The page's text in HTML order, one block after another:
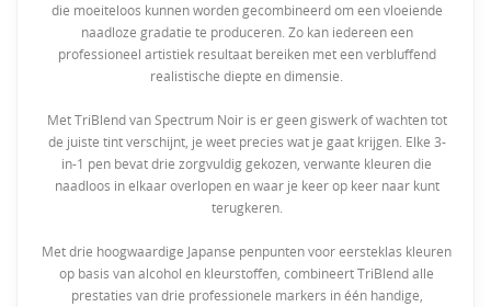
die moeiteloos kunnen worden gecombineerd om een ​​vloeiende
naadloze gradatie te produceren. Zo kan iedereen een
professioneel artistiek resultaat bereiken met een verbluffend
realistische diepte en dimensie.
Met TriBlend van Spectrum Noir is er geen giswerk of wachten tot
de juiste tint verschijnt, je weet precies wat je gaat krijgen. Elke 3-
in-1 pen bevat drie zorgvuldig gekozen, verwante kleuren die
naadloos in elkaar overlopen en waar je keer op keer naar kunt
terugkeren.
Met drie hoogwaardige Japanse penpunten voor eersteklas kleuren
op basis van alcohol en kleurstoffen, combineert TriBlend alle
prestaties van drie professionele markers in één handige,